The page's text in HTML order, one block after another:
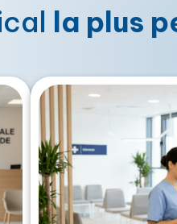
la plus